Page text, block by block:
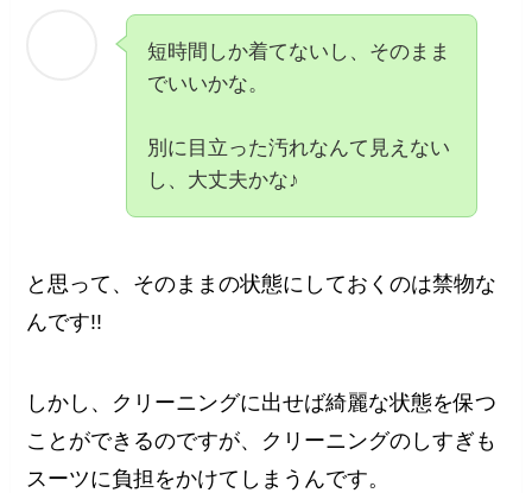
短時間しか着てないし、そのまま
でいいかな。
別に目立った汚れなんて見えない
し、大丈夫かな♪
と思って、そのままの状態にしておくのは禁物な
んです!!
しかし、クリーニングに出せば綺麗な状態を保つ
ことができるのですが、クリーニングのしすぎも
スーツに負担をかけてしまうんです。